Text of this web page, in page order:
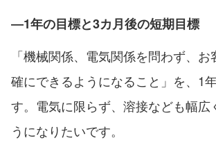
―1年の目標と3カ月後の短期目標
「機械関係、電気関係を問わず、
確にできるようになること」を、1
す。電気に限らず、溶接なども幅広
うになりたいです。